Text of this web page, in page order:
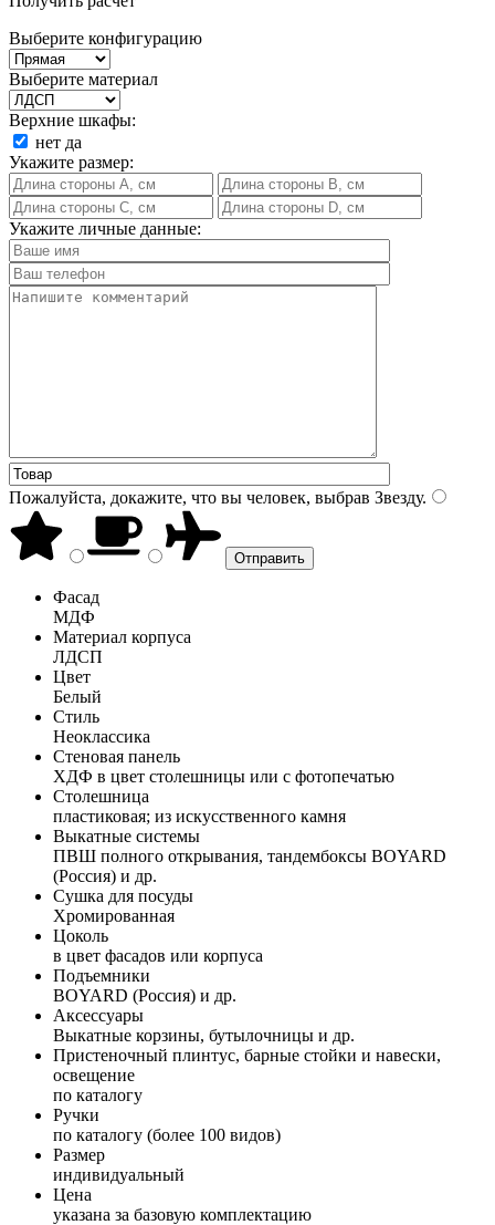
Выберите конфигурацию
Выберите материал
Верхние шкафы:
нет да
Укажите размер:
Укажите личные данные:
Пожалуйста, докажите, что вы человек, выбрав Звезду.
Фасад
МДФ
Материал корпуса
ЛДСП
Цвет
Белый
Стиль
Неоклассика
Стеновая панель
ХДФ в цвет столешницы или с фотопечатью
Столешница
пластиковая; из искусственного камня
Выкатные системы
ПВШ полного открывания, тандембоксы BOYARD
(Россия) и др.
Сушка для посуды
Хромированная
Цоколь
в цвет фасадов или корпуса
Подъемники
BOYARD (Россия) и др.
Аксессуары
Выкатные корзины, бутылочницы и др.
Пристеночный плинтус, барные стойки и навески,
освещение
по каталогу
Ручки
по каталогу (более 100 видов)
Размер
индивидуальный
Цена
указана за базовую комплектацию